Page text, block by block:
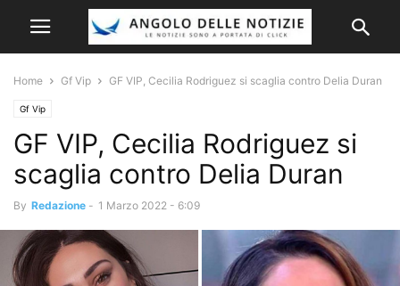
Home Gf Vip GF VIP, Cecilia Rodriguez si scaglia contro Delia Duran
Gf Vip
GF VIP, Cecilia Rodriguez si
scaglia contro Delia Duran
By Redazione - 1 Marzo 2022 - 6:09